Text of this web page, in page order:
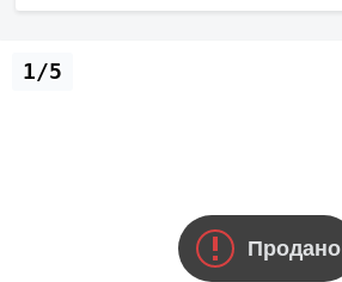
Продано
1/5